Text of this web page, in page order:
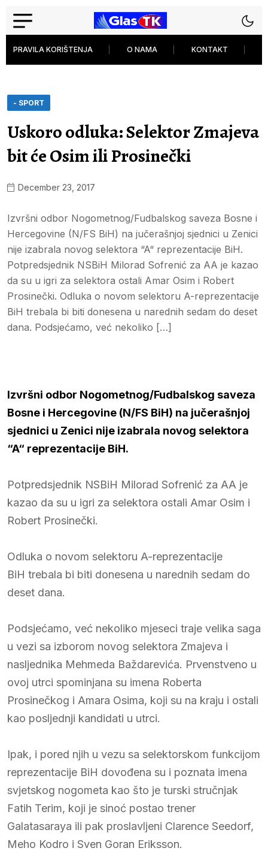
PRAVILA KORIŠTENJA O NAMA KONTAKT
- SPORT
Uskoro odluka: Selektor Zmajeva
bit će Osim ili Prosinečki
December 23, 2017
Izvršni odbor Nogometnog/Fudbalskog saveza Bosne i
Hercegovine (N/FS BiH) na jučerašnjoj sjednici u Zenici
nije izabrala novog selektora “A“ reprezentacije BiH.
Potpredsjednik NSBiH Milorad Sofrenić za AA je kazao
da su u igri za selektora ostali Amar Osim i Robert
Prosinečki. Odluka o novom selektoru A-reprezentacije
BiH trebala bi biti donesena u narednih sedam do deset
dana. Podsjećamo, već nekoliko […]
Izvršni odbor Nogometnog/Fudbalskog saveza
Bosne i Hercegovine (N/FS BiH) na jučerašnjoj
sjednici u Zenici nije izabrala novog selektora
“A“ reprezentacije BiH.
Potpredsjednik NSBiH Milorad Sofrenić za AA je
kazao da su u igri za selektora ostali Amar Osim i
Robert Prosinečki.
Odluka o novom selektoru A-reprezentacije
BiH trebala bi biti donesena u narednih sedam do
deset dana.
Podsjećamo, već nekoliko mjeseci traje velika saga
u vezi sa izborom novog selektora Zmajeva i
nasljednika Mehmeda Baždarevića. Prvenstveno u
ovoj utrci spominjana su imena Roberta
Prosinečkog i Amara Osima, koji su na kraju i ostali
kao posljednji kandidati u utrci.
Ipak, i pored njih u vezu sa selektorskom funkcijom
reprezentacije BiH dovođena su i poznata imena
svjetskog nogometa kao što je turski stručnjak
Fatih Terim, koji je sinoć postao trener
Galatasaraya ili pak proslavljeni Clarence Seedorf,
Meho Kodro i Sven Goran Eriksson.